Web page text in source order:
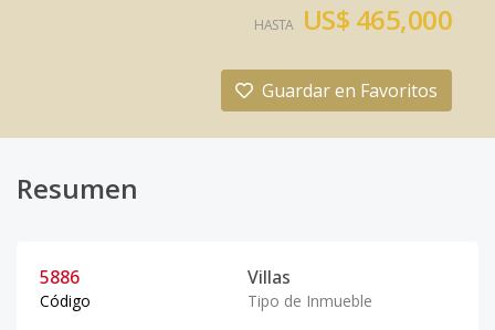
HASTA US$ 465,000
Guardar en Favoritos
Resumen
5886
Código
Villas
Tipo de Inmueble